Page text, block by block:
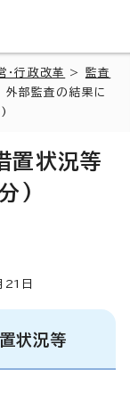
・行政改革 > 監査
外部監査の結果に
置状況等
)
21 日
状況等